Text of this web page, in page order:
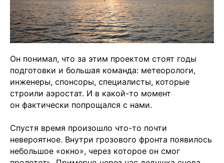
Он понимал, что за этим проектом стоят годы
подготовки и большая команда: метеорологи,
инженеры, спонсоры, специалисты, которые
строили аэростат. И в какой-то момент
он фактически попрощался с нами.
Спустя время произошло что-то почти
невероятное. Внутри грозового фронта появилось
небольшое «окно», через которое он смог